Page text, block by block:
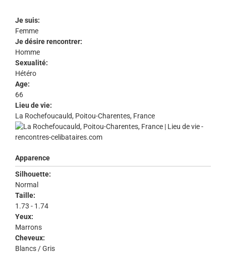
Je suis:
Femme
Je désire rencontrer:
Homme
Sexualité:
Hétéro
Age:
66
Lieu de vie:
La Rochefoucauld, Poitou-Charentes, France
Apparence
Silhouette:
Normal
Taille:
1.73 - 1.74
Yeux:
Marrons
Cheveux:
Blancs / Gris